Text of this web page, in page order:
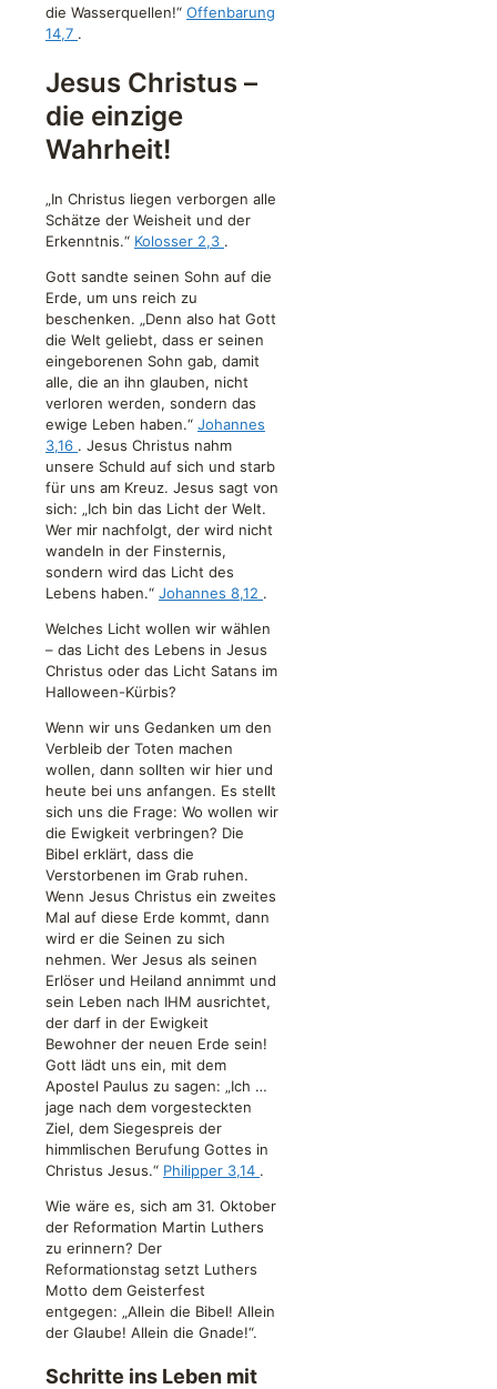
die Wasserquellen!“ Offenbarung
14,7 .
Jesus Christus –
die einzige
Wahrheit!
„In Christus liegen verborgen alle
Schätze der Weisheit und der
Erkenntnis.“ Kolosser 2,3 .
Gott sandte seinen Sohn auf die
Erde, um uns reich zu
beschenken. „Denn also hat Gott
die Welt geliebt, dass er seinen
eingeborenen Sohn gab, damit
alle, die an ihn glauben, nicht
verloren werden, sondern das
ewige Leben haben.“ Johannes
3,16 . Jesus Christus nahm
unsere Schuld auf sich und starb
für uns am Kreuz. Jesus sagt von
sich: „Ich bin das Licht der Welt.
Wer mir nachfolgt, der wird nicht
wandeln in der Finsternis,
sondern wird das Licht des
Lebens haben.“ Johannes 8,12 .
Welches Licht wollen wir wählen
– das Licht des Lebens in Jesus
Christus oder das Licht Satans im
Halloween-Kürbis?
Wenn wir uns Gedanken um den
Verbleib der Toten machen
wollen, dann sollten wir hier und
heute bei uns anfangen. Es stellt
sich uns die Frage: Wo wollen wir
die Ewigkeit verbringen? Die
Bibel erklärt, dass die
Verstorbenen im Grab ruhen.
Wenn Jesus Christus ein zweites
Mal auf diese Erde kommt, dann
wird er die Seinen zu sich
nehmen. Wer Jesus als seinen
Erlöser und Heiland annimmt und
sein Leben nach IHM ausrichtet,
der darf in der Ewigkeit
Bewohner der neuen Erde sein!
Gott lädt uns ein, mit dem
Apostel Paulus zu sagen: „Ich …
jage nach dem vorgesteckten
Ziel, dem Siegespreis der
himmlischen Berufung Gottes in
Christus Jesus.“ Philipper 3,14 .
Wie wäre es, sich am 31. Oktober
der Reformation Martin Luthers
zu erinnern? Der
Reformationstag setzt Luthers
Motto dem Geisterfest
entgegen: „Allein die Bibel! Allein
der Glaube! Allein die Gnade!“.
Schritte ins Leben mit